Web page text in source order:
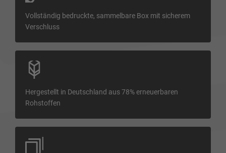
Vollständig bedruckte, sammelbare Box mit sicherem
Verschluss
Hergestellt in Deutschland aus 78% erneuerbaren
Rohstoffen